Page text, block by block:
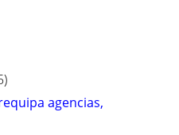
agencias,